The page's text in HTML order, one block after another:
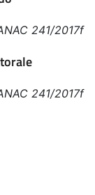
241/2017f
241/2017f